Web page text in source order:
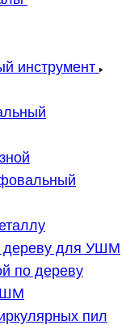
инструмент
дереву для УШМ
по дереву
пил